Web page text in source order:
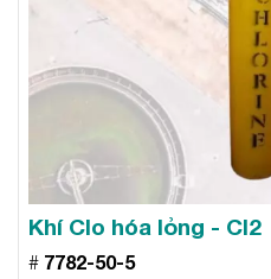
Khí Clo hóa lỏng - Cl2
# 7782-50-5